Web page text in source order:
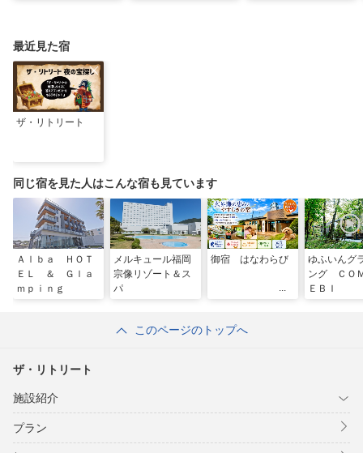
最近見た宿
ザ・リトリート
同じ宿を見た人はこんな宿も見ています
Ａｌｂａ ＨＯＴ
ＥＬ ＆ Ｇｌａ
ｍｐｉｎｇ
メルキュール福岡
宗像リゾート＆ス
パ
御宿 はなわらび
ゆふいんグ
ング ＣＯ
ＥＢＩ
このページのトップへ
ザ・リトリート
施設紹介
プラン